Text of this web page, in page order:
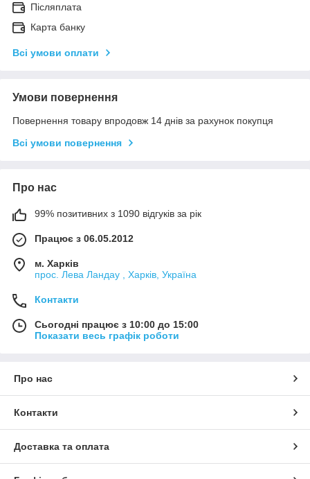
Післяплата
Карта банку
Всі умови оплати
Умови повернення
Повернення товару впродовж 14 днів за рахунок покупця
Всі умови повернення
Про нас
99% позитивних з 1090 відгуків за рік
Працює з 06.05.2012
м. Харків
прос. Лева Ландау , Харків, Україна
Контакти
Сьогодні працює з 10:00 до 15:00
Показати весь графік роботи
Про нас
Контакти
Доставка та оплата